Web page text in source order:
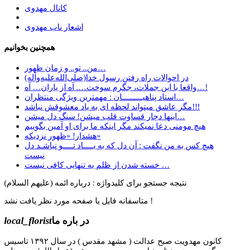
کانال مهدوی
اشعار ناب مهدوی
همچنین بخوانیم
من.. تو.. و زمان ظهور…
در احوالات راه رفتن رسول خدا(صلی‌الله‌علیه‌وآله)
واقعا با این جملات، جگرم سوخت…. آه از یاران… آه…!
استاد پناهیــــــــان : مهمترین ویژگی منتظران…
مگر عاشق میتواند لحظه ای به یاد معشوقش نباشد!!!
اینها دچار قساوت قلب میشن! سنگ دل میشن…
هیچ مومنی دعا نمیکند مگر اینکه ما برای او آمین بگوییم
هشدار! «ظهور نزدیکه»
هیچ کس به من نگفت : آن دل که به یــــاد تــــو نباشـد دل
نیست
خسته شدن از ظلم به تنهایی کافی نیست …
نتیجه جستجو برای کلیدواژه : درباره ائمه (علیهم السلام)
متاسفانه فایل یا صفحه مورد نظر یافت نشد !
local_floristدر باره ما
کانون مهدویت صبح عدالت ( مشهد مقدس ) در سال ۱۳۹۲ تاسیس